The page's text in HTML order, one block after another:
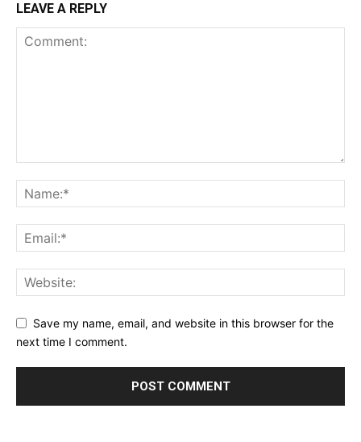
LEAVE A REPLY
Save my name, email, and website in this browser for the
next time I comment.